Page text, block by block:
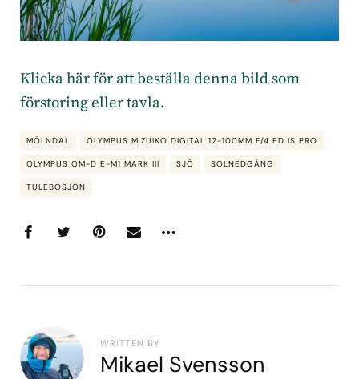
Klicka här för att beställa denna bild som
förstoring eller tavla.
MÖLNDAL OLYMPUS M.ZUIKO DIGITAL 12-100MM F/4 ED IS PRO
OLYMPUS OM-D E-M1 MARK III SJÖ SOLNEDGÅNG
TULEBOSJÖN
WRITTEN BY
Mikael Svensson